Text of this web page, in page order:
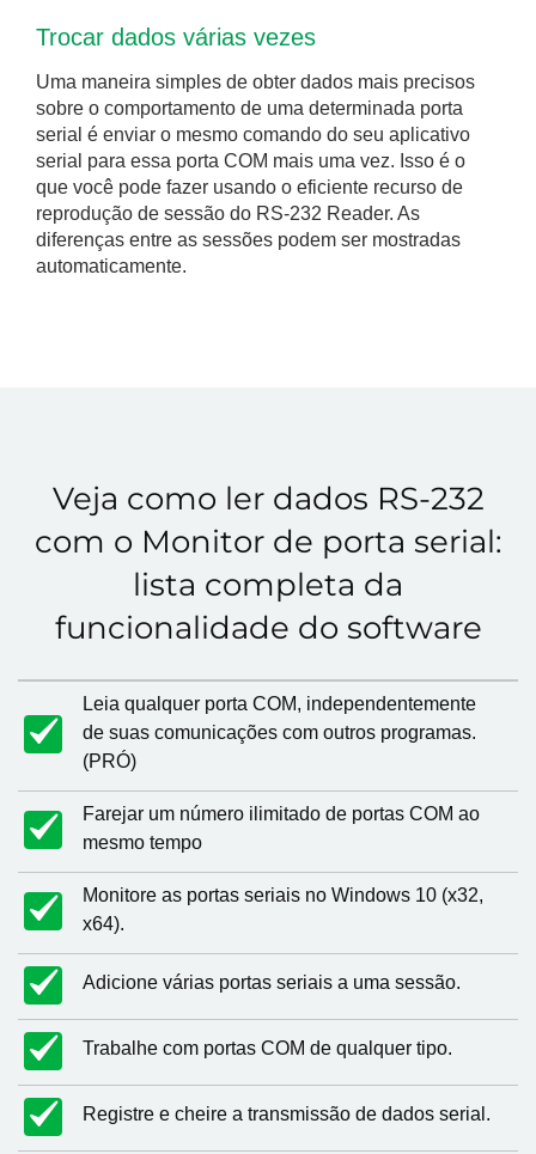
Trocar dados várias vezes
Uma maneira simples de obter dados mais precisos
sobre o comportamento de uma determinada porta
serial é enviar o mesmo comando do seu aplicativo
serial para essa porta COM mais uma vez. Isso é o
que você pode fazer usando o eficiente recurso de
reprodução de sessão do RS-232 Reader. As
diferenças entre as sessões podem ser mostradas
automaticamente.
Veja como ler dados RS-232
com o Monitor de porta serial:
lista completa da
funcionalidade do software
Leia qualquer porta COM, independentemente
de suas comunicações com outros programas.
(PRÓ)
Farejar um número ilimitado de portas COM ao
mesmo tempo
Monitore as portas seriais no Windows 10 (x32,
x64).
Adicione várias portas seriais a uma sessão.
Trabalhe com portas COM de qualquer tipo.
Registre e cheire a transmissão de dados serial.